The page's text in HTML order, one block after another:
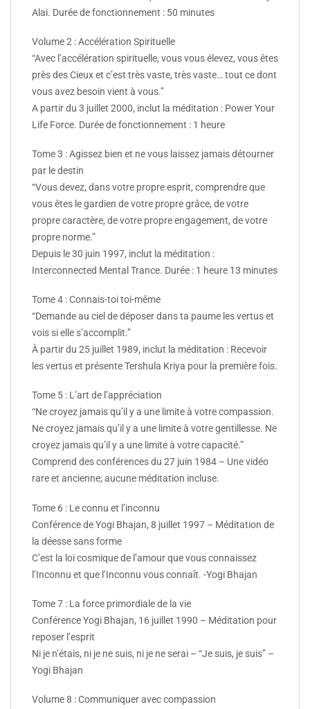
Alai. Durée de fonctionnement : 50 minutes
Volume 2 : Accélération Spirituelle
“Avec l’accélération spirituelle, vous vous élevez, vous êtes
près des Cieux et c’est très vaste, très vaste… tout ce dont
vous avez besoin vient à vous.”
A partir du 3 juillet 2000, inclut la méditation : Power Your
Life Force. Durée de fonctionnement : 1 heure
Tome 3 : Agissez bien et ne vous laissez jamais détourner
par le destin
“Vous devez, dans votre propre esprit, comprendre que
vous êtes le gardien de votre propre grâce, de votre
propre caractère, de votre propre engagement, de votre
propre norme.”
Depuis le 30 juin 1997, inclut la méditation :
Interconnected Mental Trance. Durée : 1 heure 13 minutes
Tome 4 : Connais-toi toi-même
“Demande au ciel de déposer dans ta paume les vertus et
vois si elle s’accomplit.”
À partir du 25 juillet 1989, inclut la méditation : Recevoir
les vertus et présente Tershula Kriya pour la première fois.
Tome 5 : L’art de l’appréciation
“Ne croyez jamais qu’il y a une limite à votre compassion.
Ne croyez jamais qu’il y a une limite à votre gentillesse. Ne
croyez jamais qu’il y a une limite à votre capacité.”
Comprend des conférences du 27 juin 1984 – Une vidéo
rare et ancienne; aucune méditation incluse.
Tome 6 : Le connu et l’inconnu
Conférence de Yogi Bhajan, 8 juillet 1997 – Méditation de
la déesse sans forme
C’est la loi cosmique de l’amour que vous connaissez
l’Inconnu et que l’Inconnu vous connaît. -Yogi Bhajan
Tome 7 : La force primordiale de la vie
Conférence Yogi Bhajan, 16 juillet 1990 – Méditation pour
reposer l’esprit
Ni je n’étais, ni je ne suis, ni je ne serai – “Je suis, je suis” –
Yogi Bhajan
Volume 8 : Communiquer avec compassion